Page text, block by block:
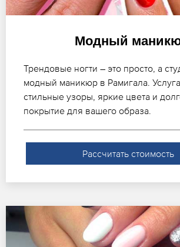
Модный
Трендовые ногти – это просто, а
модный маникюр в Рамигала.
стильные узоры, яркие цвета и
покрытие для вашего образа.
Рассчитать стоимость